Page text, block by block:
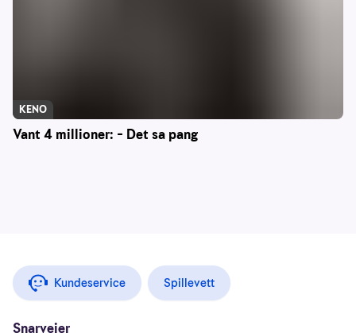
Vant 4 millioner: – Det sa pang
KENO
Kundeservice Spillevett
Snarveier